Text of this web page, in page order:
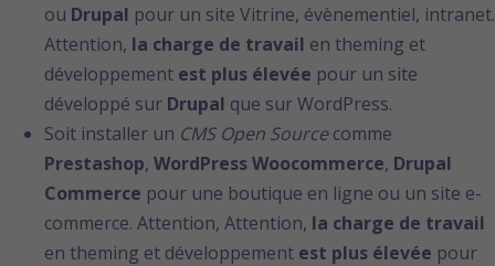
ou Drupal pour un site Vitrine, évènementiel, intranet.
Attention, la charge de travail en theming et
développement est plus élevée pour un site
développé sur Drupal que sur WordPress.
Soit installer un CMS Open Sourcecomme
Prestashop, WordPress Woocommerce, Drupal
Commerce pour une boutique en ligne ou un site e-
commerce. Attention, Attention, la charge de travail
en theming et développement est plus élevée pour